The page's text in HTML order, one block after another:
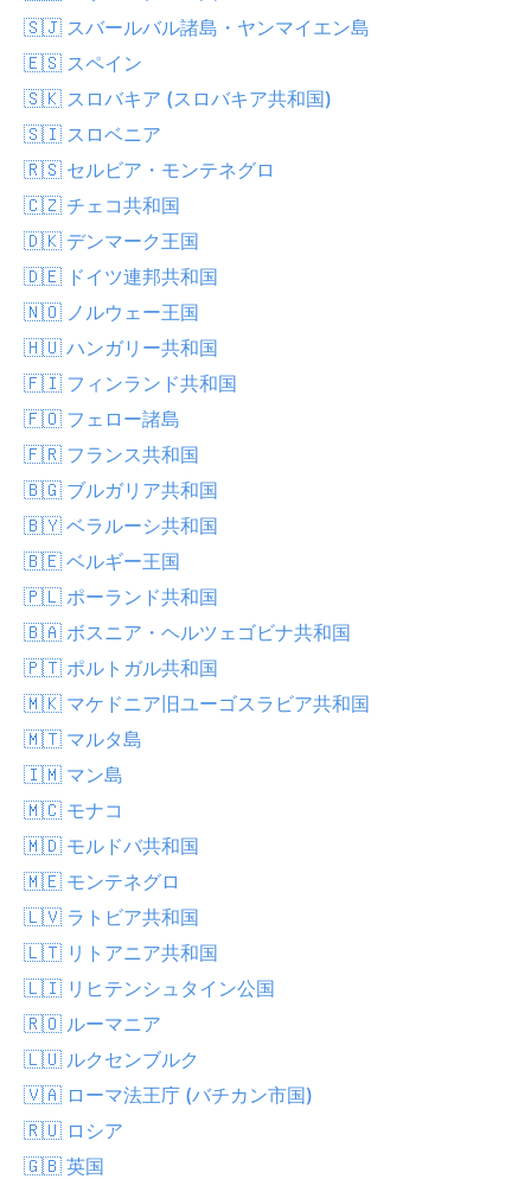
🇸🇯 スバールバル諸島・ヤンマイエン島
🇪🇸 スペイン
🇸🇰 スロバキア (スロバキア共和国)
🇸🇮 スロベニア
🇷🇸 セルビア・モンテネグロ
🇨🇿 チェコ共和国
🇩🇰 デンマーク王国
🇩🇪 ドイツ連邦共和国
🇳🇴 ノルウェー王国
🇭🇺 ハンガリー共和国
🇫🇮 フィンランド共和国
🇫🇴 フェロー諸島
🇫🇷 フランス共和国
🇧🇬 ブルガリア共和国
🇧🇾 ベラルーシ共和国
🇧🇪 ベルギー王国
🇵🇱 ポーランド共和国
🇧🇦 ボスニア・ヘルツェゴビナ共和国
🇵🇹 ポルトガル共和国
🇲🇰 マケドニア旧ユーゴスラビア共和国
🇲🇹 マルタ島
🇮🇲 マン島
🇲🇨 モナコ
🇲🇩 モルドバ共和国
🇲🇪 モンテネグロ
🇱🇻 ラトビア共和国
🇱🇹 リトアニア共和国
🇱🇮 リヒテンシュタイン公国
🇷🇴 ルーマニア
🇱🇺 ルクセンブルク
🇻🇦 ローマ法王庁 (バチカン市国)
🇷🇺 ロシア
🇬🇧 英国